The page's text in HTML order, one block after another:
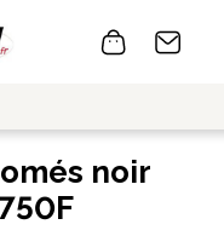
noir